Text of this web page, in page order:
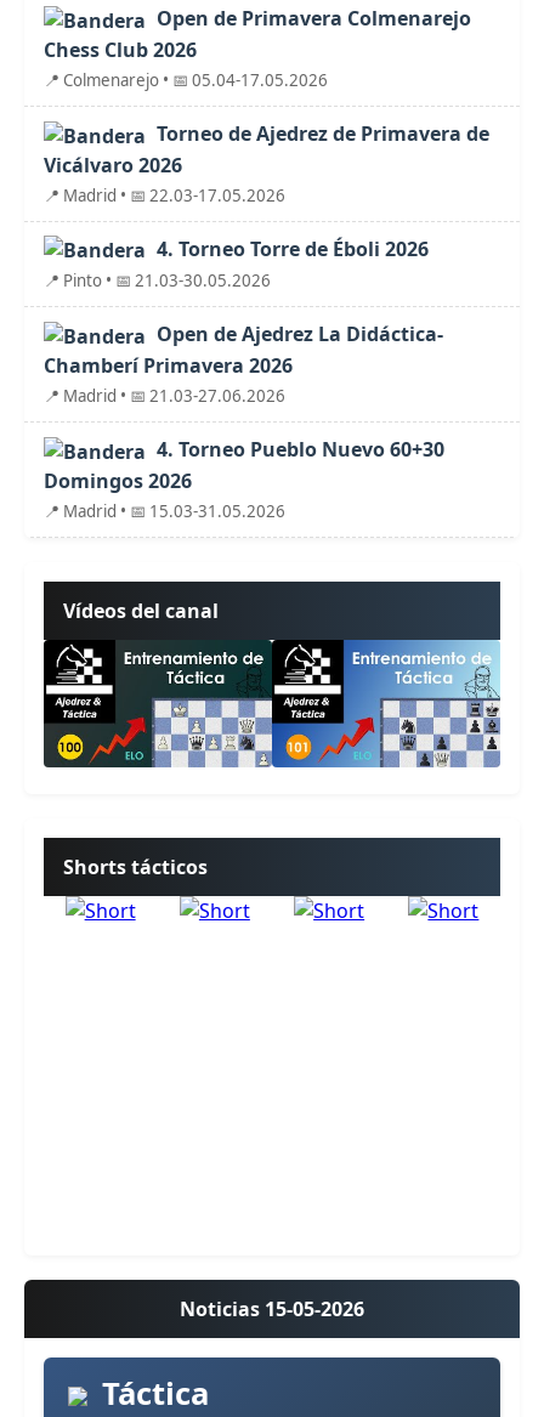
Open de Primavera Colmenarejo
Chess Club 2026
📍 Colmenarejo • 📅 05.04-17.05.2026
Torneo de Ajedrez de Primavera de
Vicálvaro 2026
📍 Madrid • 📅 22.03-17.05.2026
4. Torneo Torre de Éboli 2026
📍 Pinto • 📅 21.03-30.05.2026
Open de Ajedrez La Didáctica-
Chamberí Primavera 2026
📍 Madrid • 📅 21.03-27.06.2026
4. Torneo Pueblo Nuevo 60+30
Domingos 2026
📍 Madrid • 📅 15.03-31.05.2026
Vídeos del canal
Shorts tácticos
Noticias 15-05-2026
Táctica